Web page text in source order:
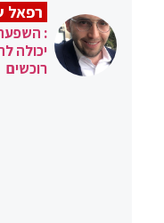
רפאל
:
יכולה
רוכשים